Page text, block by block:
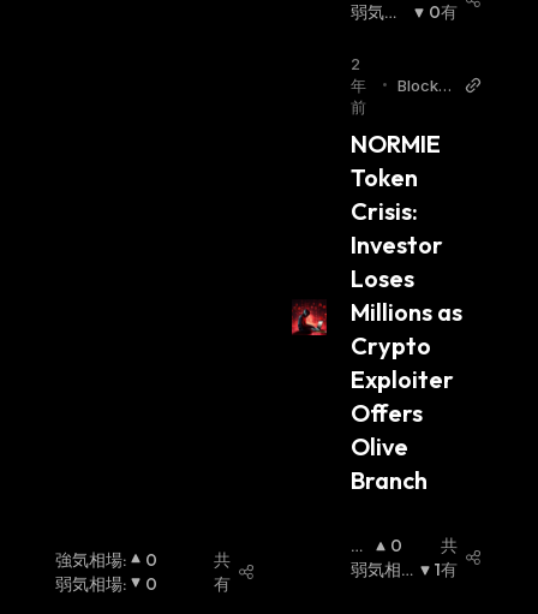
強気相場:
0
弱気相場: 0
共
有
気
場
弱気相
0有
2
年
前
•
Blockc
NORMIE
Token
Crisis:
Investor
Loses
Millions as
Crypto
Exploiter
Offers
Olive
Branch
強
気
0
弱気相
1
共
有